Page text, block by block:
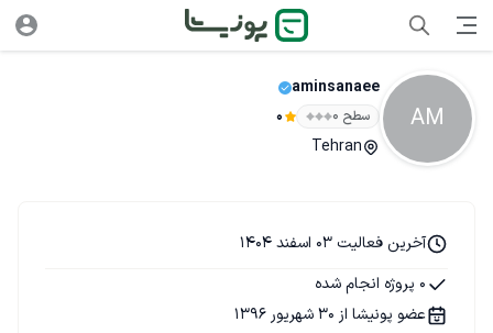
AM
aminsanaee
سطح ۰ 0
Tehran
آخرین فعالیت 03 اسفند 1404
0 پروژه انجام شده
عضو پونیشا از 30 شهریور 1396